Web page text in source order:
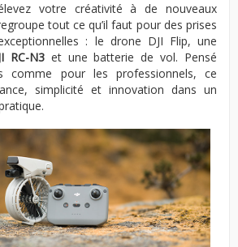
votre créativité à de nouveaux
tout ce qu’il faut pour des prises
: le drone DJI Flip, une
RC-N3et une batterie de vol. Pensé
comme pour les professionnels, ce
simplicité et innovation dans un